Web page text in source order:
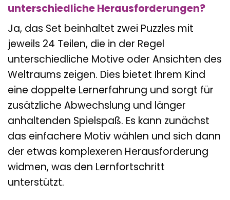
unterschiedliche Herausforderungen?
Ja, das Set beinhaltet zwei Puzzles mit
jeweils 24 Teilen, die in der Regel
unterschiedliche Motive oder Ansichten des
Weltraums zeigen. Dies bietet Ihrem Kind
eine doppelte Lernerfahrung und sorgt für
zusätzliche Abwechslung und länger
anhaltenden Spielspaß. Es kann zunächst
das einfachere Motiv wählen und sich dann
der etwas komplexeren Herausforderung
widmen, was den Lernfortschritt
unterstützt.